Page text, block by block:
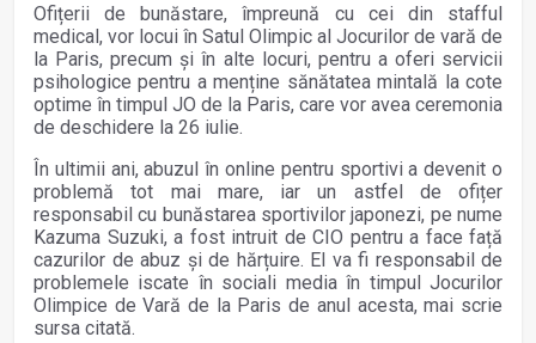
Ofițerii de bunăstare, împreună cu cei din stafful
medical, vor locui în Satul Olimpic al Jocurilor de vară de
la Paris, precum și în alte locuri, pentru a oferi servicii
psihologice pentru a menține sănătatea mintală la cote
optime în timpul JO de la Paris, care vor avea ceremonia
de deschidere la 26 iulie.
În ultimii ani, abuzul în online pentru sportivi a devenit o
problemă tot mai mare, iar un astfel de ofițer
responsabil cu bunăstarea sportivilor japonezi, pe nume
Kazuma Suzuki, a fost intruit de CIO pentru a face față
cazurilor de abuz și de hărțuire. El va fi responsabil de
problemele iscate în sociali media în timpul Jocurilor
Olimpice de Vară de la Paris de anul acesta, mai scrie
sursa citată.